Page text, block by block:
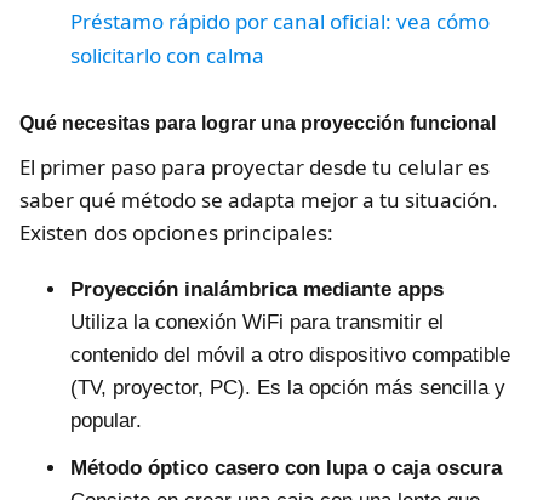
Préstamo rápido por canal oficial: vea cómo
solicitarlo con calma
Qué necesitas para lograr una proyección funcional
El primer paso para proyectar desde tu celular es
saber qué método se adapta mejor a tu situación.
Existen dos opciones principales:
Proyección inalámbrica mediante apps
Utiliza la conexión WiFi para transmitir el
contenido del móvil a otro dispositivo compatible
(TV, proyector, PC). Es la opción más sencilla y
popular.
Método óptico casero con lupa o caja oscura